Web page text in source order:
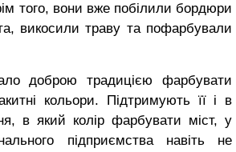
того, вони вже побілили бордюри
викосили траву та пофарбували
доброю традицією фарбувати
кольори. Підтримують її і в
в який колір фарбувати міст, у
підприємства навіть не